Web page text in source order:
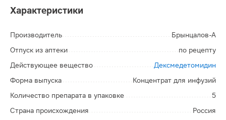
Характеристики
Производитель
Брынцалов-А
Отпуск из аптеки
по рецепту
Действующее вещество
Дексмедетомидин
Форма выпуска
Концентрат для инфузий
Количество препарата в упаковке
5
Страна происхождения
Россия